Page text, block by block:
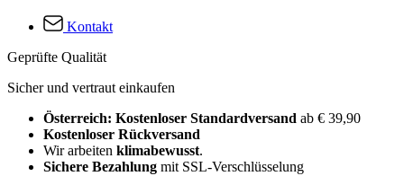
Kontakt
Geprüfte Qualität
Sicher und vertraut einkaufen
Österreich: Kostenloser Standardversand ab € 39,90
Kostenloser Rückversand
Wir arbeiten klimabewusst.
Sichere Bezahlung mit SSL-Verschlüsselung